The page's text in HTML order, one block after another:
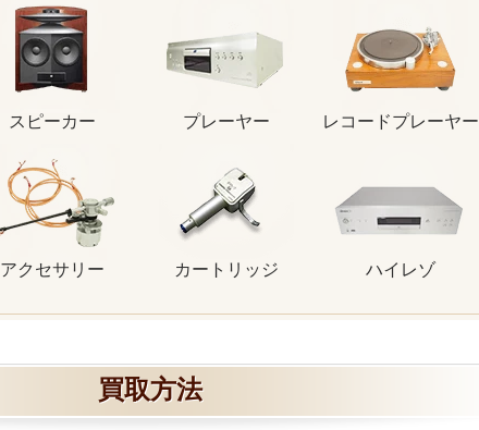
スピーカー プレーヤー レコードプレーヤー
アクセサリー カートリッジ ハイレゾ
買取方法